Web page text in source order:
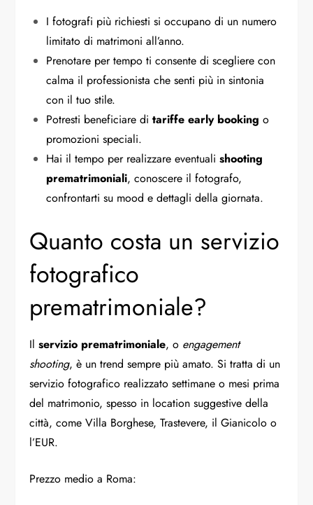
I fotografi più richiesti si occupano di un numero
limitato di matrimoni all’anno.
Prenotare per tempo ti consente di scegliere con
calma il professionista che senti più in sintonia
con il tuo stile.
Potresti beneficiare ditariffe early booking o
promozioni speciali.
Hai il tempo per realizzare eventualishooting
prematrimoniali, conoscere il fotografo,
confrontarti su mood e dettagli della giornata.
Quanto costa un servizio
fotografico
prematrimoniale?
Ilservizio prematrimoniale, o engagement
shooting, è un trend sempre più amato. Si tratta di un
servizio fotografico realizzato settimane o mesi prima
del matrimonio, spesso in location suggestive della
città, come Villa Borghese, Trastevere, il Gianicolo o
l’EUR.
Prezzo medio a Roma: